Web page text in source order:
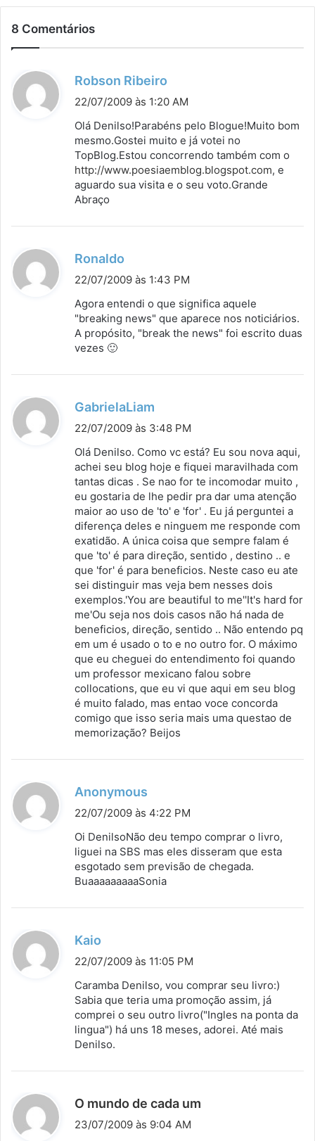
8 Comentários
Robson Ribeiro
i
s
e
:
22/07/2009 às 1:20 AM
Olá Denilso!Parabéns pelo Blogue!Muito bom
mesmo.Gostei muito e já votei no
TopBlog.Estou concorrendo também com o
http://www.poesiaemblog.blogspot.com, e
aguardo sua visita e o seu voto.Grande
Abraço
Ronaldo
i
s
e
22/07/2009 às 1:43 PM
Agora entendi o que significa aquele
"breaking news" que aparece nos noticiários.
A propósito, "break the news" foi escrito duas
vezes 🙂
GabrielaLiam
i
s
e
:
22/07/2009 às 3:48 PM
Olá Denilso. Como vc está? Eu sou nova aqui,
achei seu blog hoje e fiquei maravilhada com
tantas dicas . Se nao for te incomodar muito ,
eu gostaria de lhe pedir pra dar uma atenção
maior ao uso de 'to' e 'for' . Eu já perguntei a
diferença deles e ninguem me responde com
exatidão. A única coisa que sempre falam é
que 'to' é para direção, sentido , destino .. e
que 'for' é para beneficios. Neste caso eu ate
sei distinguir mas veja bem nesses dois
exemplos.'You are beautiful to me''It's hard for
me'Ou seja nos dois casos não há nada de
beneficios, direção, sentido .. Não entendo pq
em um é usado o to e no outro for. O máximo
que eu cheguei do entendimento foi quando
um professor mexicano falou sobre
collocations, que eu vi que aqui em seu blog
é muito falado, mas entao voce concorda
comigo que isso seria mais uma questao de
memorização? Beijos
Anonymous
s
e
:
22/07/2009 às 4:22 PM
Oi DenilsoNão deu tempo comprar o livro,
liguei na SBS mas eles disseram que esta
esgotado sem previsão de chegada.
BuaaaaaaaaaSonia
Kaio
i
s
e
:
22/07/2009 às 11:05 PM
Caramba Denilso, vou comprar seu livro:)
Sabia que teria uma promoção assim, já
comprei o seu outro livro("Ingles na ponta da
lingua") há uns 18 meses, adorei. Até mais
Denilso.
O mundo de cada um
23/07/2009 às 9:04 AM